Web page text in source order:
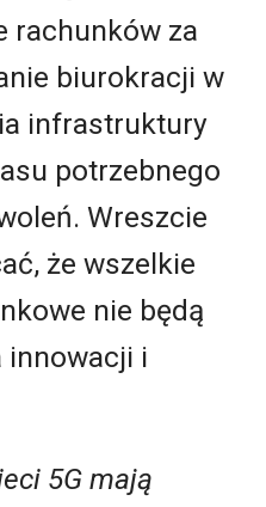
rachunków za
biurokracji w
infrastruktury
potrzebnego
Wreszcie
że wszelkie
nie będą
innowacji i
5G mają